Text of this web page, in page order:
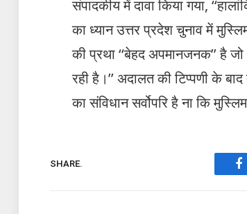
संपादकीय में दावा किया गया,
का ध्यान उत्तर प्रदेश चुनाव में
की प्रथा ‘‘बेहद अपमानजनक’’ है
रही है।’’ अदालत की टिप्पणी के
का संविधान सर्वोपरि है ना कि
SHARE.